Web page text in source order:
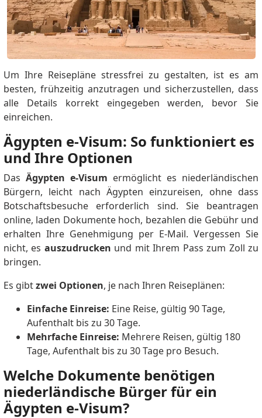
Um Ihre Reisepläne stressfrei zu gestalten, ist es am
besten, frühzeitig anzutragen und sicherzustellen, dass
alle Details korrekt eingegeben werden, bevor Sie
einreichen.
Ägypten e-Visum: So funktioniert es
und Ihre Optionen
Das Ägypten e-Visum ermöglicht es niederländischen
Bürgern, leicht nach Ägypten einzureisen, ohne dass
Botschaftsbesuche erforderlich sind. Sie beantragen
online, laden Dokumente hoch, bezahlen die Gebühr und
erhalten Ihre Genehmigung per E-Mail. Vergessen Sie
nicht, es auszudrucken und mit Ihrem Pass zum Zoll zu
bringen.
Es gibtzwei Optionen, je nach Ihren Reiseplänen:
Einfache Einreise: Eine Reise, gültig 90 Tage,
Aufenthalt bis zu 30 Tage.
Mehrfache Einreise: Mehrere Reisen, gültig 180
Tage, Aufenthalt bis zu 30 Tage pro Besuch.
Welche Dokumente benötigen
niederländische Bürger für ein
Ägypten e-Visum?